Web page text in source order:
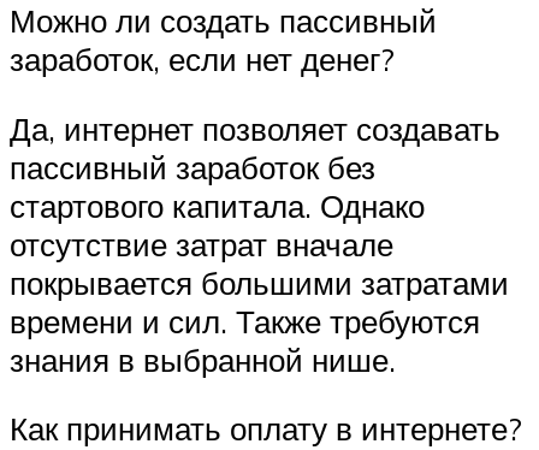
Можно ли создать пассивный
заработок, если нет денег?
Да, интернет позволяет создавать
пассивный заработок без
стартового капитала. Однако
отсутствие затрат вначале
покрывается большими затратами
времени и сил. Также требуются
знания в выбранной нише.
Как принимать оплату в интернете?